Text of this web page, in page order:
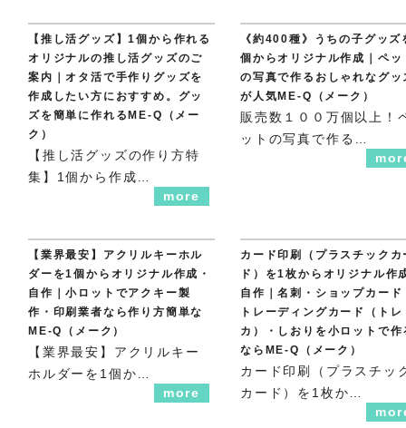
【推し活グッズ】1個から作れる
オリジナルの推し活グッズのご
案内｜オタ活で手作りグッズを
作成したい方におすすめ。グッ
ズを簡単に作れるME-Q（メー
ク）
【推し活グッズの作り方特
集】1個から作成…
more
《約400種》うちの子グッズ
個からオリジナル作成｜ペッ
の写真で作るおしゃれなグッ
が人気ME-Q（メーク）
販売数１００万個以上！
ットの写真で作る…
【業界最安】アクリルキーホル
ダーを1個からオリジナル作成・
自作｜小ロットでアクキー製
作・印刷業者なら作り方簡単な
ME-Q（メーク）
【業界最安】アクリルキー
ホルダーを1個か…
more
カード印刷（プラスチックカ
ド）を1枚からオリジナル作
自作｜名刺・ショップカード
トレーディングカード（トレ
カ）・しおりを小ロットで作
ならME-Q（メーク）
カード印刷（プラスチッ
カード）を1枚か…